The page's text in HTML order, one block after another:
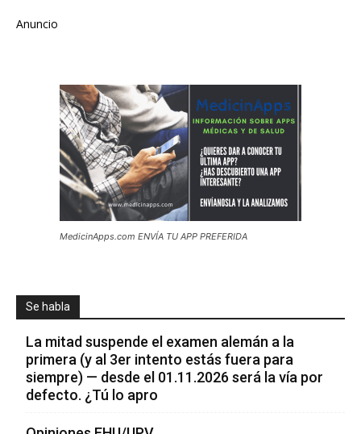
Anuncio
MedicinApps.com ENVÍA TU APP PREFERIDA
Se habla
La mitad suspende el examen alemán a la
primera (y al 3er intento estás fuera para
siempre) — desde el 01.11.2026 será la vía por
defecto. ¿Tú lo apro